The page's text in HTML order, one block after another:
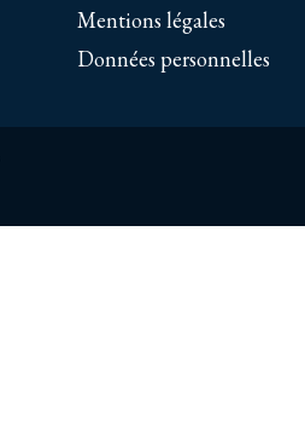
Mentions légales
Données personnelles